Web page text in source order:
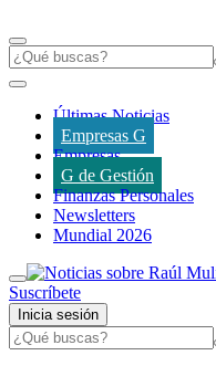
Últimas Noticias
Empresas G
Empresas
G de Gestión
Finanzas Personales
Newsletters
Mundial 2026
Suscríbete
Inicia sesión